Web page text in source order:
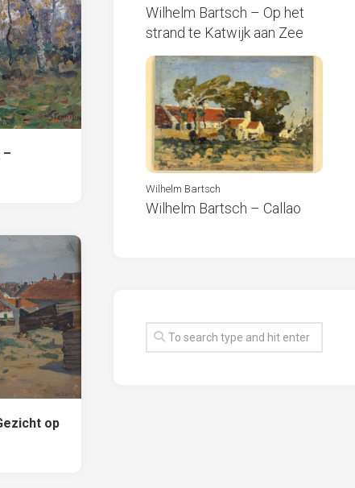
–
op
Wilhelm Bartsch – Op het
strand te Katwijk aan Zee
Wilhelm Bartsch
Wilhelm Bartsch – Callao